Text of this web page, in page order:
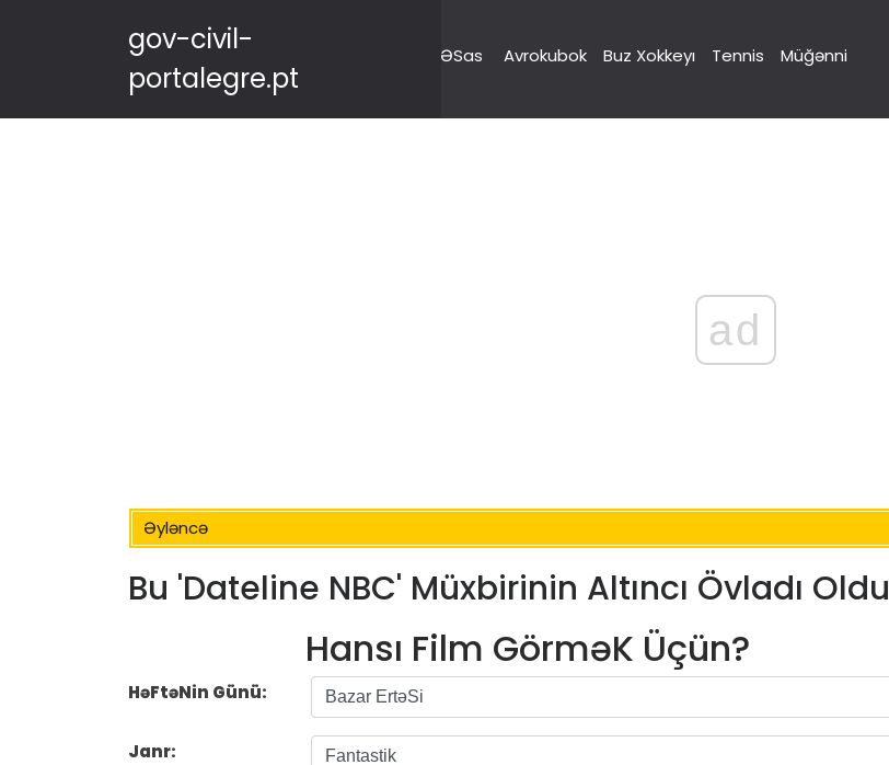
gov-civil-
portalegre.pt
ƏSas Avrokubok Buz Xokkeyı Tennis Müğənni
ad
Əyləncə
Bu 'Dateline NBC' Müxbirinin Altıncı Övladı Oldu
Hansı Film GörməK Üçün?
HəFtəNin Günü:
Janr: